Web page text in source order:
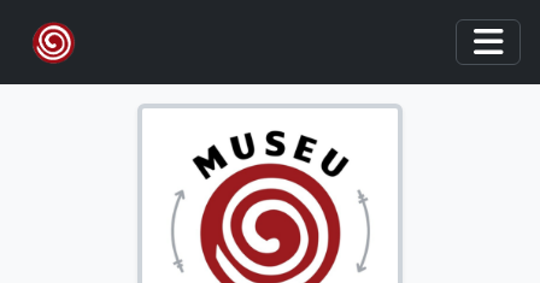
Skip to main content